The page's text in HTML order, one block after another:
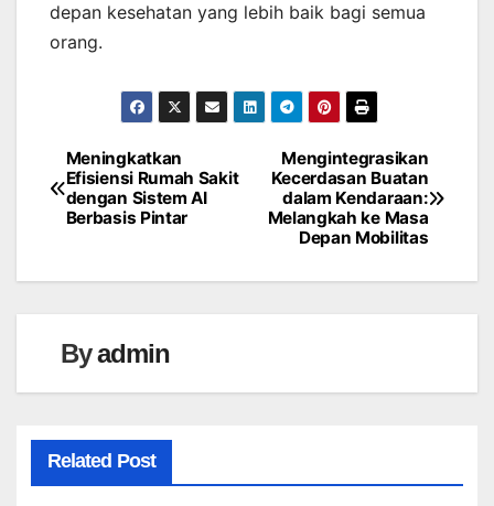
depan kesehatan yang lebih baik bagi semua
orang.
Navigasi
pos
Mengintegrasikan
Kecerdasan Buatan
dalam Kendaraan:
Melangkah ke Masa
Depan Mobilitas
Meningkatkan
Efisiensi Rumah Sakit
dengan Sistem AI
Berbasis Pintar
Byadmin
Related Post